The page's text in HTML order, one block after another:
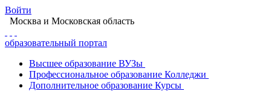
Войти
Москва и Московская область
образовательный портал
Высшее образование ВУЗы
Профессиональное образование Колледжи
Дополнительное образование Курсы